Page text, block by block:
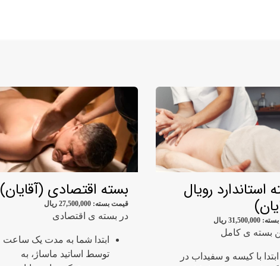
استاندارد رویال
31,500,000 ریال
بسته ی کامل
ابتدا با کیسه و سفیداب در
بسته اقتصادی (آقایان)
قیمت بسته: 27,500,000 ریال
در بسته ی اقتصادی
ابتدا شما به مدت یک ساعت
توسط اساتید ماساژ، به